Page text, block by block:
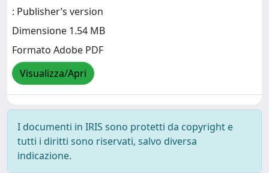
: Publisher’s version
Dimensione 1.54 MB
Formato Adobe PDF
Visualizza/Apri
I documenti in IRIS sono protetti da copyright e
tutti i diritti sono riservati, salvo diversa
indicazione.